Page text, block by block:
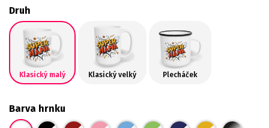
Druh
Klasický malý Klasický velký Plecháček
Barva hrnku